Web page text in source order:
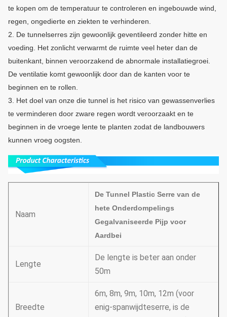
te kopen om de temperatuur te controleren en ingebouwde wind,
regen, ongedierte en ziekten te verhinderen.
2. De tunnelserres zijn gewoonlijk geventileerd zonder hitte en
voeding. Het zonlicht verwarmt de ruimte veel heter dan de
buitenkant, binnen veroorzakend de abnormale installatiegroei.
De ventilatie komt gewoonlijk door dan de kanten voor te
beginnen en te rollen.
3. Het doel van onze die tunnel is het risico van gewassenverlies
te verminderen door zware regen wordt veroorzaakt en te
beginnen in de vroege lente te planten zodat de landbouwers
kunnen vroeg oogsten.
Naam
De Tunnel Plastic Serre van de
hete Onderdompelings
Gegalvaniseerde Pijp voor
Aardbei
Lengte
De lengte is beter aan onder
50m
Breedte
6m, 8m, 9m, 10m, 12m (voor
enig-spanwijdteserre, is de